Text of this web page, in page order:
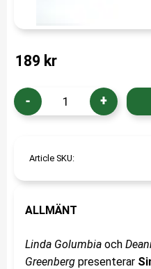
189 kr
+
-
Article SKU
ALLMÄNT
Linda Golumbia och
Greenberg presenterar